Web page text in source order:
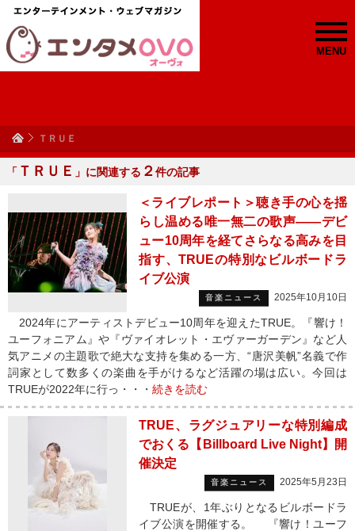
MENU
ＴＲＵＥ
「 ＴＲＵＥ 」に関連する ２件の記事
＜ライブレポート＞聴き手の心を揺
らし温める唯一無二の歌声――デビ
ュー10周年を経てさらなる高みを目
指す、TRUEの特別なビルボードラ
イブ公演
音楽ニュース 2025年10月10日
2024年にアーティストデビュー10周年を迎えたTRUE。『響け！
ユーフォニアム』や『ヴァイオレット・エヴァーガーデン』など人
気アニメの主題歌で絶大な支持を集める一方、“唐沢美帆”名義で作
詞家として数多くの楽曲を手がけるなど活躍の場は広い。今回は
TRUEが2022年に行っ・・・ 続きを読む
TRUE、ラグジュアリーな特別編成
でおくる【Billboard Live Night】開
催決定
音楽ニュース 2025年5月23日
TRUEが、1年ぶりとなるビルボードラ
イブ公演を開催する。 『響け！ユーフ